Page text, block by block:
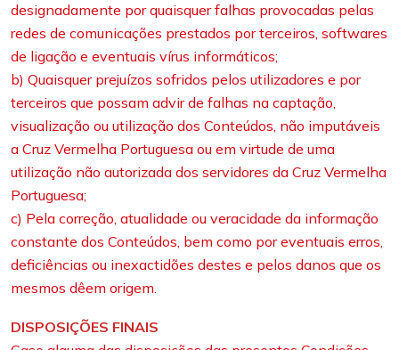
designadamente por quaisquer falhas provocadas pelas
redes de comunicações prestados por terceiros, softwares
de ligação e eventuais vírus informáticos;
b) Quaisquer prejuízos sofridos pelos utilizadores e por
terceiros que possam advir de falhas na captação,
visualização ou utilização dos Conteúdos, não imputáveis
a Cruz Vermelha Portuguesa ou em virtude de uma
utilização não autorizada dos servidores da Cruz Vermelha
Portuguesa;
c) Pela correção, atualidade ou veracidade da informação
constante dos Conteúdos, bem como por eventuais erros,
deficiências ou inexactidões destes e pelos danos que os
mesmos dêem origem.
DISPOSIÇÕES FINAIS